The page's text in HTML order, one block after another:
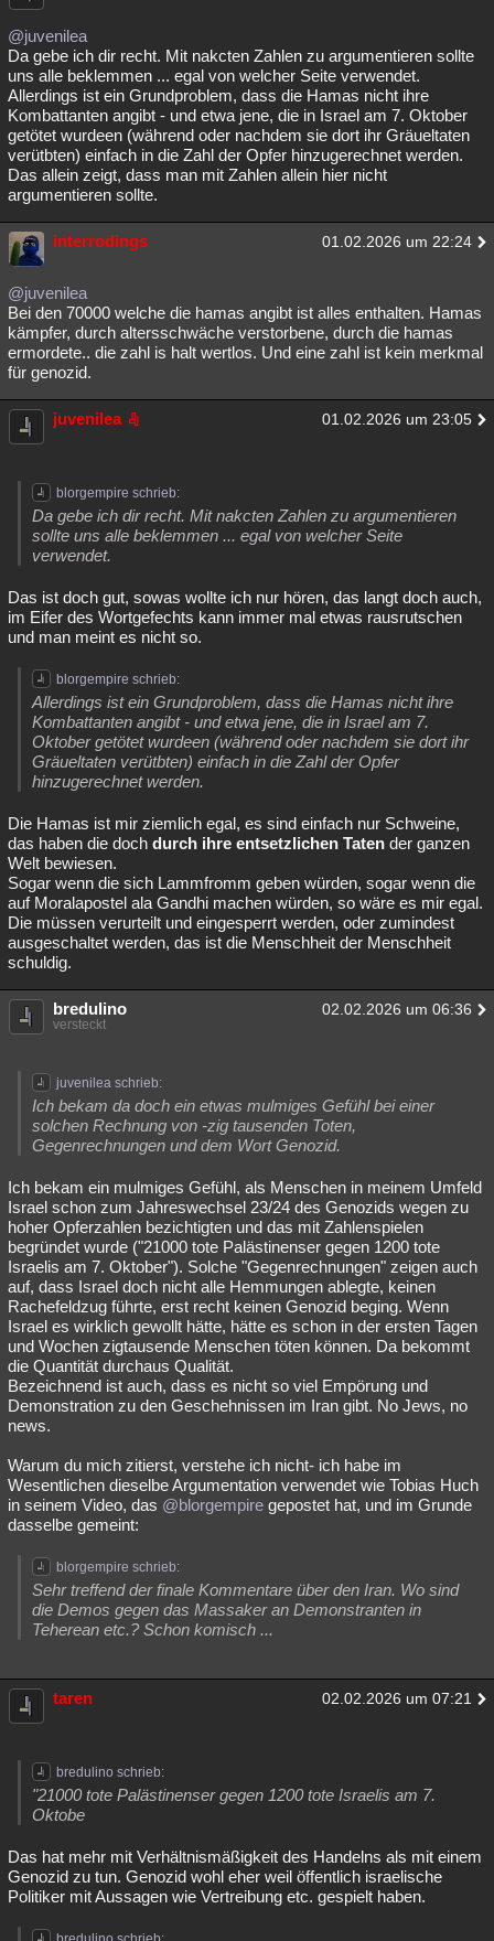
@juvenilea
Da gebe ich dir recht. Mit nakcten Zahlen zu argumentieren sollte
uns alle beklemmen ... egal von welcher Seite verwendet.
Allerdings ist ein Grundproblem, dass die Hamas nicht ihre
Kombattanten angibt - und etwa jene, die in Israel am 7. Oktober
getötet wurdeen (während oder nachdem sie dort ihr Gräueltaten
verütbten) einfach in die Zahl der Opfer hinzugerechnet werden.
Das allein zeigt, dass man mit Zahlen allein hier nicht
argumentieren sollte.
interrodings 01.02.2026 um 22:24
@juvenilea
Bei den 70000 welche die hamas angibt ist alles enthalten. Hamas
kämpfer, durch altersschwäche verstorbene, durch die hamas
ermordete.. die zahl is halt wertlos. Und eine zahl ist kein merkmal
für genozid.
juvenilea 01.02.2026 um 23:05
blorgempire schrieb:
Da gebe ich dir recht. Mit nakcten Zahlen zu argumentieren
sollte uns alle beklemmen ... egal von welcher Seite
verwendet.
Das ist doch gut, sowas wollte ich nur hören, das langt doch auch,
im Eifer des Wortgefechts kann immer mal etwas rausrutschen
und man meint es nicht so.
blorgempire schrieb:
Allerdings ist ein Grundproblem, dass die Hamas nicht ihre
Kombattanten angibt - und etwa jene, die in Israel am 7.
Oktober getötet wurdeen (während oder nachdem sie dort ihr
Gräueltaten verütbten) einfach in die Zahl der Opfer
hinzugerechnet werden.
Die Hamas ist mir ziemlich egal, es sind einfach nur Schweine,
das haben die doch durch ihre entsetzlichen Taten der ganzen
Welt bewiesen.
Sogar wenn die sich Lammfromm geben würden, sogar wenn die
auf Moralapostel ala Gandhi machen würden, so wäre es mir egal.
Die müssen verurteilt und eingesperrt werden, oder zumindest
ausgeschaltet werden, das ist die Menschheit der Menschheit
schuldig.
bredulino 02.02.2026 um 06:36
versteckt
juvenilea schrieb:
Ich bekam da doch ein etwas mulmiges Gefühl bei einer
solchen Rechnung von -zig tausenden Toten,
Gegenrechnungen und dem Wort Genozid.
Ich bekam ein mulmiges Gefühl, als Menschen in meinem Umfeld
Israel schon zum Jahreswechsel 23/24 des Genozids wegen zu
hoher Opferzahlen bezichtigten und das mit Zahlenspielen
begründet wurde ("21000 tote Palästinenser gegen 1200 tote
Israelis am 7. Oktober"). Solche "Gegenrechnungen" zeigen auch
auf, dass Israel doch nicht alle Hemmungen ablegte, keinen
Rachefeldzug führte, erst recht keinen Genozid beging. Wenn
Israel es wirklich gewollt hätte, hätte es schon in der ersten Tagen
und Wochen zigtausende Menschen töten können. Da bekommt
die Quantität durchaus Qualität.
Bezeichnend ist auch, dass es nicht so viel Empörung und
Demonstration zu den Geschehnissen im Iran gibt. No Jews, no
news.
Warum du mich zitierst, verstehe ich nicht- ich habe im
Wesentlichen dieselbe Argumentation verwendet wie Tobias Huch
in seinem Video, das @blorgempire gepostet hat, und im Grunde
dasselbe gemeint:
blorgempire schrieb:
Sehr treffend der finale Kommentare über den Iran. Wo sind
die Demos gegen das Massaker an Demonstranten in
Teherean etc.? Schon komisch ...
taren 02.02.2026 um 07:21
bredulino schrieb:
"21000 tote Palästinenser gegen 1200 tote Israelis am 7.
Oktobe
Das hat mehr mit Verhältnismäßigkeit des Handelns als mit einem
Genozid zu tun. Genozid wohl eher weil öffentlich israelische
Politiker mit Aussagen wie Vertreibung etc. gespielt haben.